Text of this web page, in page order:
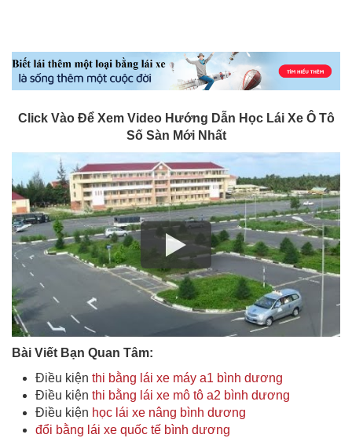
Click Vào Để Xem Video Hướng Dẫn Học Lái Xe Ô Tô
Số Sàn Mới Nhất
Bài Viết Bạn Quan Tâm:
Điều kiện thi bằng lái xe máy a1 bình dương
Điều kiện thi bằng lái xe mô tô a2 bình dương
Điều kiện học lái xe nâng bình dương
đổi bằng lái xe quốc tế bình dương